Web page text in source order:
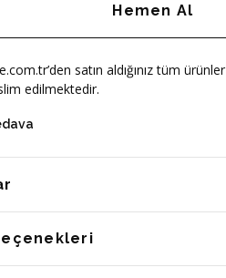
Hemen Al
satın aldığınız tüm ürünler
edilmektedir.